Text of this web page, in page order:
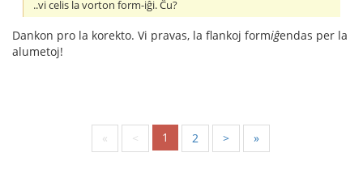
..vi celis la vorton form-iĝi. Ĉu?
Dankon pro la korekto. Vi pravas, la flankoj formiĝendas per la
alumetoj!
« < 1 2 > »